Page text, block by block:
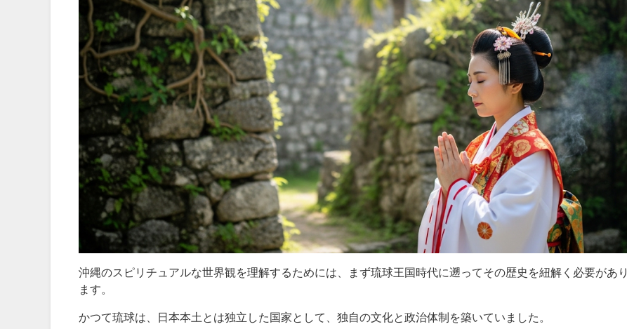
沖縄のスピリチュアルな世界観を理解するためには、まず琉球王国時代に遡ってその歴史を紐解く必要があり
ます。
かつて琉球は、日本本土とは独立した国家として、独自の文化と政治体制を築いていました。